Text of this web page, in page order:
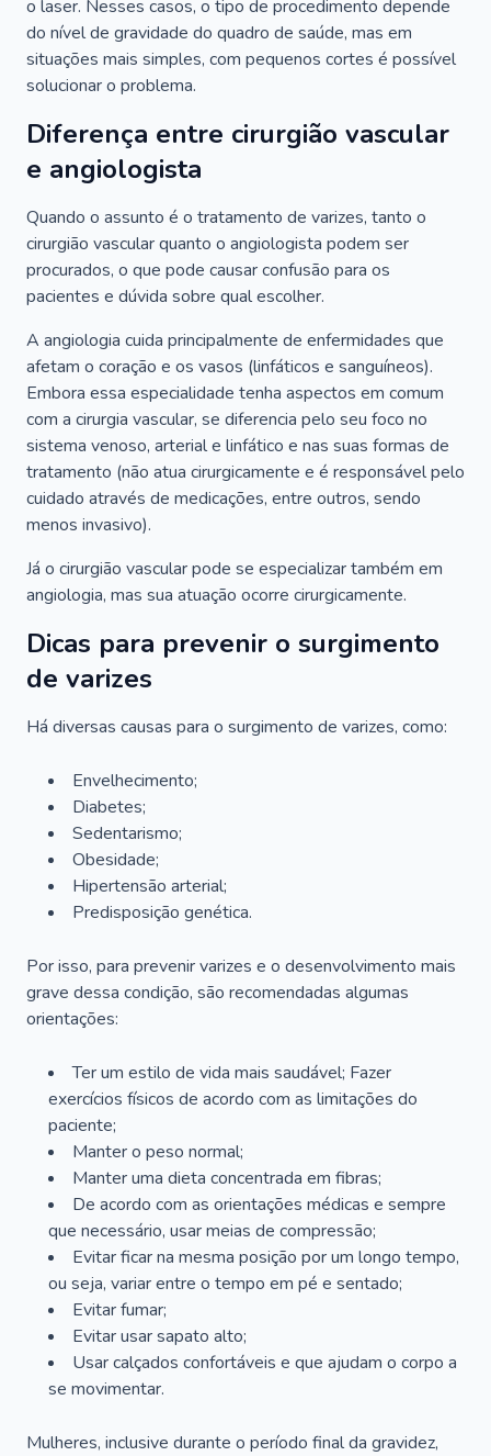
o laser. Nesses casos, o tipo de procedimento depende
do nível de gravidade do quadro de saúde, mas em
situações mais simples, com pequenos cortes é possível
solucionar o problema.
Diferença entre cirurgião vascular
e angiologista
Quando o assunto é o tratamento de varizes, tanto o
cirurgião vascular quanto o angiologista podem ser
procurados, o que pode causar confusão para os
pacientes e dúvida sobre qual escolher.
A angiologia cuida principalmente de enfermidades que
afetam o coração e os vasos (linfáticos e sanguíneos).
Embora essa especialidade tenha aspectos em comum
com a cirurgia vascular, se diferencia pelo seu foco no
sistema venoso, arterial e linfático e nas suas formas de
tratamento (não atua cirurgicamente e é responsável pelo
cuidado através de medicações, entre outros, sendo
menos invasivo).
Já o cirurgião vascular pode se especializar também em
angiologia, mas sua atuação ocorre cirurgicamente.
Dicas para prevenir o surgimento
de varizes
Há diversas causas para o surgimento de varizes, como:
Envelhecimento;
Diabetes;
Sedentarismo;
Obesidade;
Hipertensão arterial;
Predisposição genética.
Por isso, para prevenir varizes e o desenvolvimento mais
grave dessa condição, são recomendadas algumas
orientações:
Ter um estilo de vida mais saudável; Fazer
exercícios físicos de acordo com as limitações do
paciente;
Manter o peso normal;
Manter uma dieta concentrada em fibras;
De acordo com as orientações médicas e sempre
que necessário, usar meias de compressão;
Evitar ficar na mesma posição por um longo tempo,
ou seja, variar entre o tempo em pé e sentado;
Evitar fumar;
Evitar usar sapato alto;
Usar calçados confortáveis e que ajudam o corpo a
se movimentar.
Mulheres, inclusive durante o período final da gravidez,